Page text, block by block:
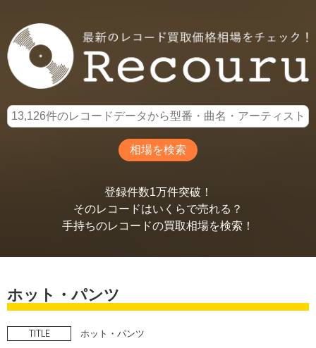
登録件数1万件突破！
そのレコードはいくらで売れる？
手持ちのレコードの買取相場を検索！
ホット・パンツ
TITLE ホット・パンツ